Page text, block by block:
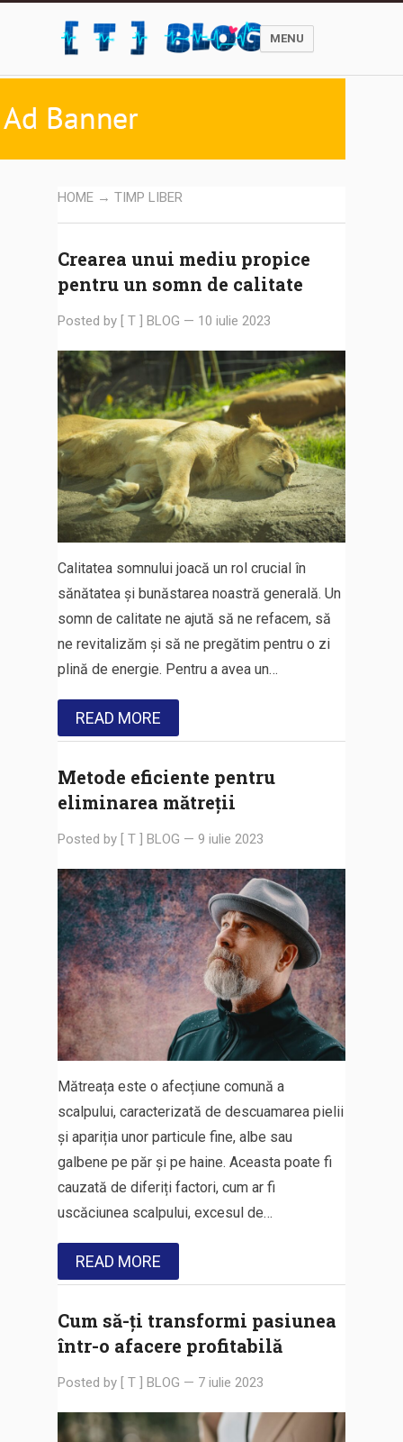
MENU
HOME → TIMP LIBER
Crearea unui mediu propice
pentru un somn de calitate
Posted by [ T ] BLOG — 10 iulie 2023
Calitatea somnului joacă un rol crucial în
sănătatea și bunăstarea noastră generală. Un
somn de calitate ne ajută să ne refacem, să
ne revitalizăm și să ne pregătim pentru o zi
plină de energie. Pentru a avea un…
READ MORE
Metode eficiente pentru
eliminarea mătreții
Posted by [ T ] BLOG — 9 iulie 2023
Mătreața este o afecțiune comună a
scalpului, caracterizată de descuamarea pielii
și apariția unor particule fine, albe sau
galbene pe păr și pe haine. Aceasta poate fi
cauzată de diferiți factori, cum ar fi
uscăciunea scalpului, excesul de…
READ MORE
Cum să-ți transformi pasiunea
într-o afacere profitabilă
Posted by [ T ] BLOG — 7 iulie 2023